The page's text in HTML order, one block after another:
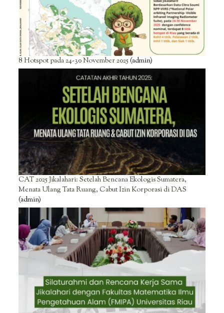
8 Hotspot pada 24-30 November 2025(admin)
CAT 2025 Jikalahari: Setelah Bencana Ekologis Sumatera,
Menata Ulang Tata Ruang, Cabut Izin Korporasi di DAS
(admin)